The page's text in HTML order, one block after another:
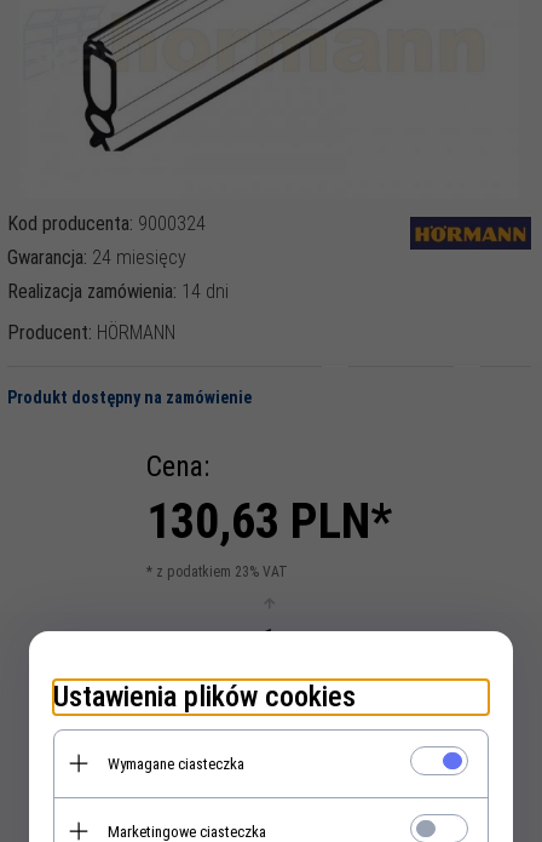
Kod producenta: 9000324
Gwarancja: 24 miesięcy
Realizacja zamówienia: 14 dni
Producent: HÖRMANN
Produkt dostępny na zamówienie
Cena:
130,63 PLN*
* z podatkiem 23% VAT
KUP TERAZ!
Ustawienia plików cookies
Wymagane ciasteczka
Marketingowe ciasteczka